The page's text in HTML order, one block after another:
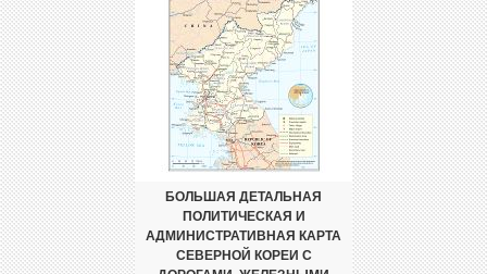
БОЛЬШАЯ ДЕТАЛЬНАЯ
ПОЛИТИЧЕСКАЯ И
АДМИНИСТРАТИВНАЯ КАРТА
СЕВЕРНОЙ КОРЕИ С